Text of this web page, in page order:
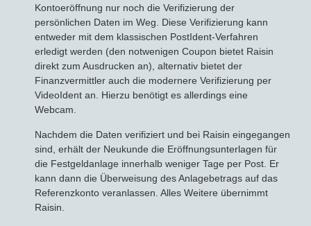
Kontoeröffnung nur noch die Verifizierung der
persönlichen Daten im Weg. Diese Verifizierung kann
entweder mit dem klassischen PostIdent-Verfahren
erledigt werden (den notwenigen Coupon bietet Raisin
direkt zum Ausdrucken an), alternativ bietet der
Finanzvermittler auch die modernere Verifizierung per
VideoIdent an. Hierzu benötigt es allerdings eine
Webcam.
Nachdem die Daten verifiziert und bei Raisin eingegangen
sind, erhält der Neukunde die Eröffnungsunterlagen für
die Festgeldanlage innerhalb weniger Tage per Post. Er
kann dann die Überweisung des Anlagebetrags auf das
Referenzkonto veranlassen. Alles Weitere übernimmt
Raisin.